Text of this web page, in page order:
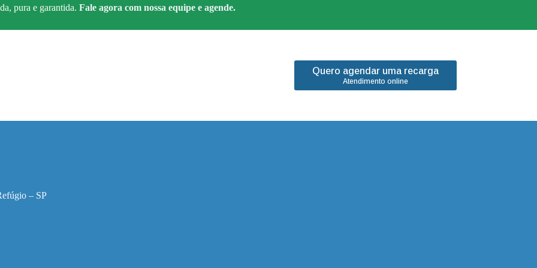
pura e garantida.Fale agora com nossa equipe e agende.
Quero agendar uma recarga
Atendimento online
– SP